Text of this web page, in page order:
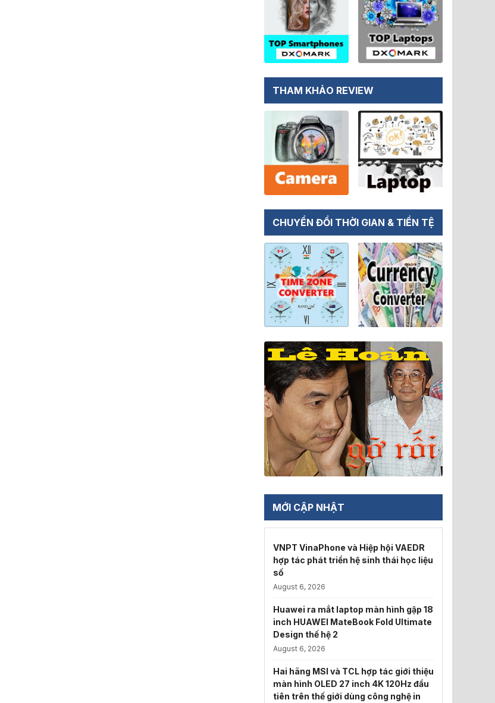
THAM KHẢO REVIEW
CHUYỂN ĐỔI THỜI GIAN & TIỀN TỆ
MỚI CẬP NHẬT
VNPT VinaPhone và Hiệp hội VAEDR
hợp tác phát triển hệ sinh thái học liệu
số
August 6, 2026
Huawei ra mắt laptop màn hình gập 18
inch HUAWEI MateBook Fold Ultimate
Design thế hệ 2
August 6, 2026
Hai hãng MSI và TCL hợp tác giới thiệu
màn hình OLED 27 inch 4K 120Hz đầu
tiên trên thế giới dùng công nghệ in